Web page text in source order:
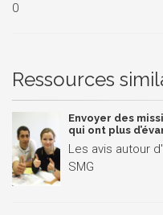
0
Ressources
Envoyer des
qui ont plus
Les avis autour
SMG